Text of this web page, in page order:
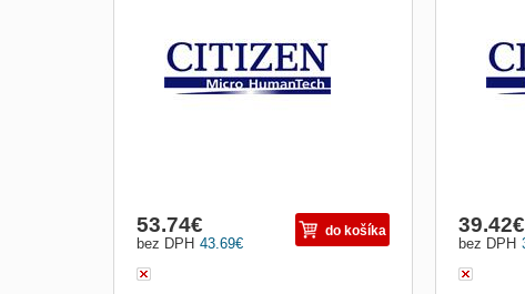
43.69€
bez DPH
53.74€ do košíka
bez DPH
39.42€